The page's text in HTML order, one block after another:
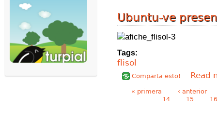
Ubuntu-ve
Tags:
flisol
Comparta esto!
Read
Páginas
« primera
‹ anterior
14
15 16